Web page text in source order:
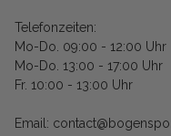
Telefonzeiten:
Mo-Do. 09:00 - 12:00 Uhr
Mo-Do. 13:00 - 17:00 Uhr
Fr. 10:00 - 13:00 Uhr
Email: